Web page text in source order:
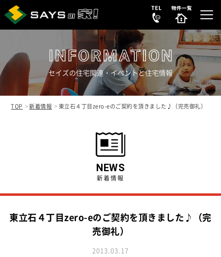
REASON
選ばれる理由
NEW HOUSE
販売中の新築分譲住宅
SECONDHAND
販売中の中古リノベ物件
COMPANY
会社案内
お知らせ
建築実例
オーナーズボイス
動画ギャラリー
セイズの住宅関連・イベントと住宅情報
TOP 新着情報 東立石４丁目zero-eのご契約を頂きました♪（完売御礼）
NEWS
新着情報
東立石４丁目zero-eのご契約を頂きました♪（完
売御礼）
2013.03.17